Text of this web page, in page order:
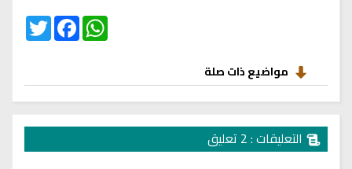
Twitter
FacebookWhatsApp
مواضيع ذات صلة
التعليقات : 2 تعليق